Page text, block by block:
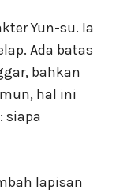
Yun-su. Ia
Ada batas
bahkan
hal ini
siapa
lapisan